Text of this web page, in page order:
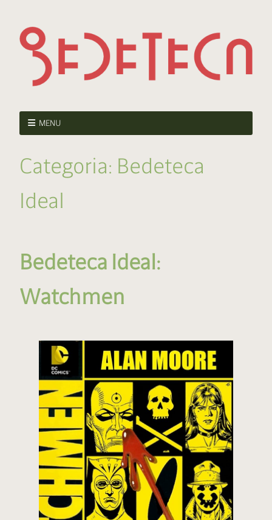
MENU
Categoria: Bedeteca
Ideal
Bedeteca Ideal:
Watchmen